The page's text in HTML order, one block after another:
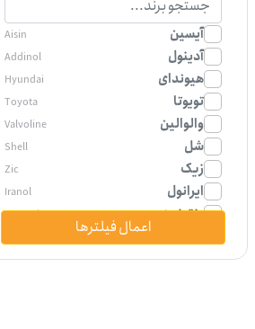
آیسین Aisin
آدینول Addinol
هیوندای Hyundai
تویوتا Toyota
والوالین Valvoline
شل Shell
زیک Zic
ایرانول Iranol
پنتوزین Pentosin
پارس pars
اعمال فیلترها